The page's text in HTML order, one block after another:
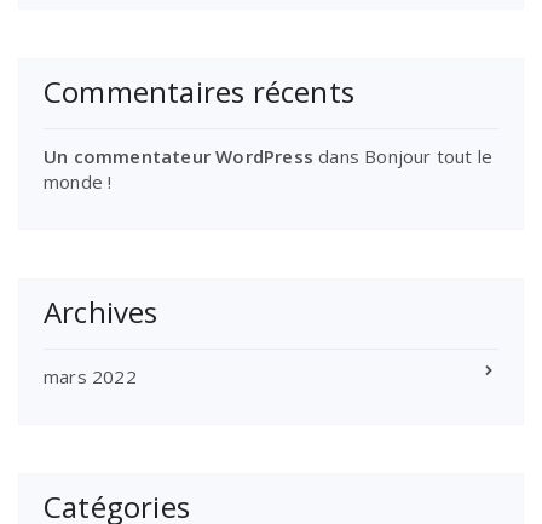
Commentaires récents
Un commentateur WordPress dans Bonjour tout le
monde !
Archives
mars 2022
Catégories